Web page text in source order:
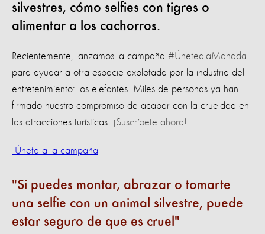
silvestres, cómo selfies con tigres o
alimentar a los cachorros.
Recientemente, lanzamos la campaña #ÚnetealaManada
para ayudar a otra especie explotada por la industria del
entretenimiento: los elefantes. Miles de personas ya han
firmado nuestro compromiso de acabar con la crueldad en
las atracciones turísticas. ¡Suscríbete ahora!
Únete a la campaña
Si puedes montar, abrazar o tomarte
una selfie con un animal silvestre, puede
estar seguro de que es cruel